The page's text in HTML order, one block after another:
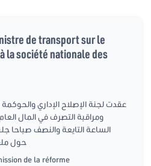
de transport sur le
la société nationale des
عقدت لجنة الإصلاح الإداري
الساعة التايعة والنصف صباحا
حول
de la réforme